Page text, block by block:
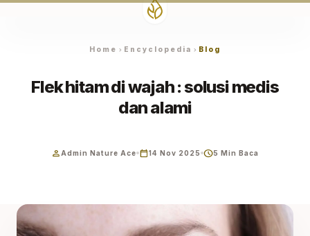
Home chevron_right Encyclopedia chevron_right Blog
Flek hitam di wajah : solusi medis
dan alami
person Admin Nature Ace calendar_today14 Nov 2025 schedule5 Min Baca